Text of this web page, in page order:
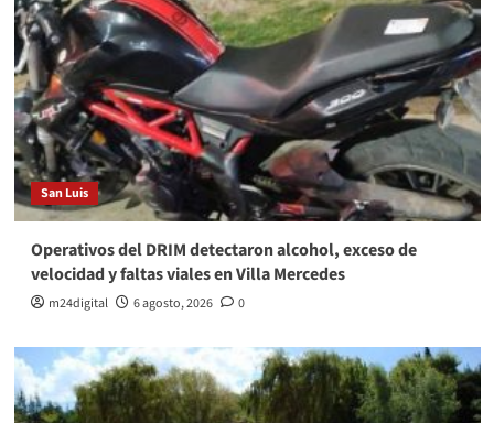
San Luis
Operativos del DRIM detectaron alcohol, exceso de
velocidad y faltas viales en Villa Mercedes
m24digital 6 agosto, 2026 0